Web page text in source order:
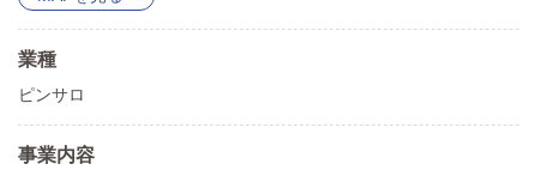
業種
ピンサロ
事業内容